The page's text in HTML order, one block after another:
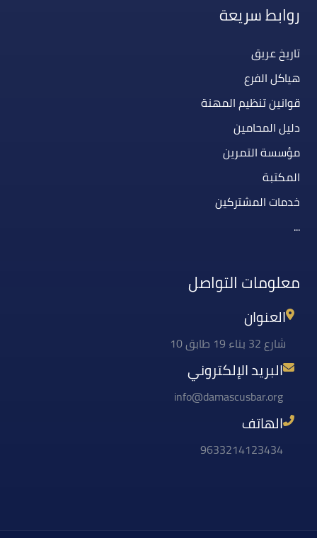
روابط سريعة
تاريخ عريق
هياكل الفرع
قوانين تنظيم المهنة
دليل المحامين
مؤسسة التمرين
المكتبة
خدمات المشتركين
...
معلومات التواصل
العنوان
شارع 32 بناء 19 طابق 10
البريد الإلكتروني
info@damascusbar.org
الهاتف
9633214123434